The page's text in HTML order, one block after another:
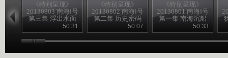
《特别呈现》
20130803 南海Ⅰ号
第三集 浮出水面
50:31
《特别呈现》
20130802 南海Ⅰ号
第二集 历史密码
50:07
《特别呈现》
20130801 南海Ⅰ号
第一集 南海沉船
50:33